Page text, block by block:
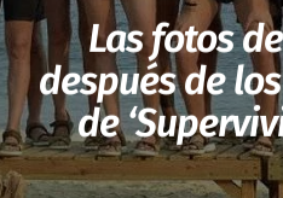
Las fotos
después de
de